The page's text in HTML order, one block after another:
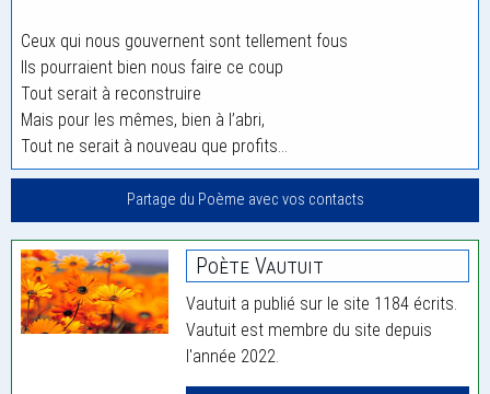
Ceux qui nous gouvernent sont tellement fous
Ils pourraient bien nous faire ce coup
Tout serait à reconstruire
Mais pour les mêmes, bien à l’abri,
Tout ne serait à nouveau que profits…
Partage du Poème avec vos contacts
Poète Vautuit
Vautuit a publié sur le site 1184 écrits.
Vautuit est membre du site depuis
l'année 2022.